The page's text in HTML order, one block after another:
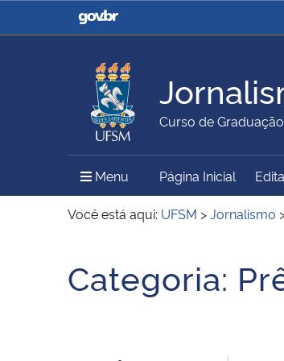
Casa Civil
Ministério
Ministério da Agricultura,
Pecuária e Abastecimento
Ministério
Ministério do Meio Ambiente Ministério
Secretaria de Governo
Gabinete
Curso de
Menu Menu Principal do Sítio
Página Inicial
Você está aqui: UFSM >Jornalismo
Categoria: